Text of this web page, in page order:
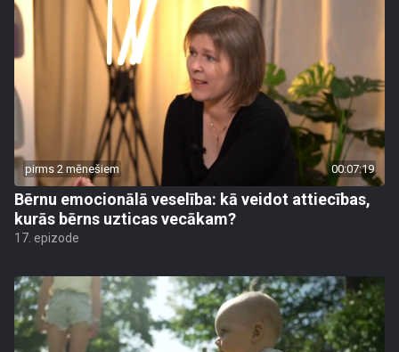
pirms 2 mēnešiem 00:07:19
Bērnu emocionālā veselība: kā veidot attiecības,
kurās bērns uzticas vecākam?
17. epizode